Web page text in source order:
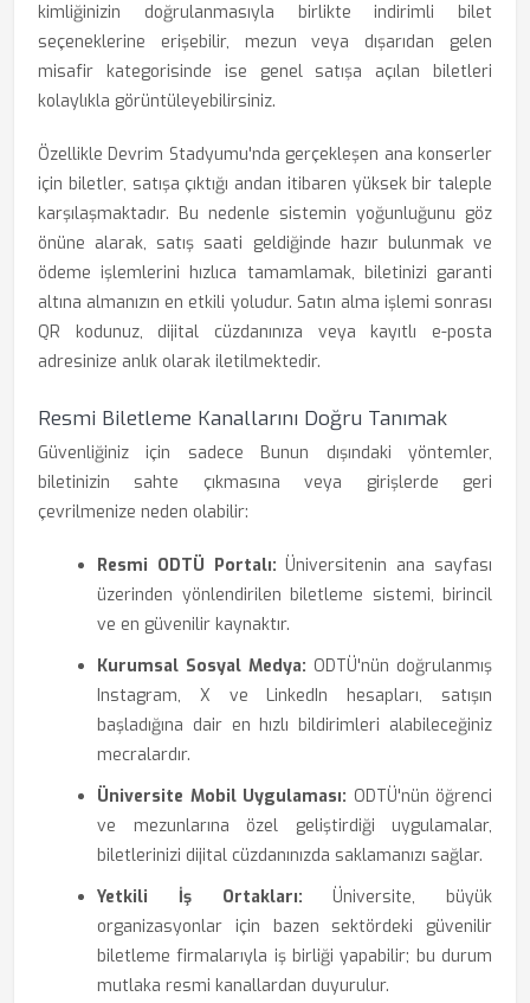
kimliğinizin doğrulanmasıyla birlikte indirimli bilet
seçeneklerine erişebilir, mezun veya dışarıdan gelen
misafir kategorisinde ise genel satışa açılan biletleri
kolaylıkla görüntüleyebilirsiniz.
Özellikle Devrim Stadyumu'nda gerçekleşen ana konserler
için biletler, satışa çıktığı andan itibaren yüksek bir taleple
karşılaşmaktadır. Bu nedenle sistemin yoğunluğunu göz
önüne alarak, satış saati geldiğinde hazır bulunmak ve
ödeme işlemlerini hızlıca tamamlamak, biletinizi garanti
altına almanızın en etkili yoludur. Satın alma işlemi sonrası
QR kodunuz, dijital cüzdanınıza veya kayıtlı e-posta
adresinize anlık olarak iletilmektedir.
Resmi Biletleme Kanallarını Doğru Tanımak
Güvenliğiniz için sadece Bunun dışındaki yöntemler,
biletinizin sahte çıkmasına veya girişlerde geri
çevrilmenize neden olabilir:
Resmi ODTÜ Portalı: Üniversitenin ana sayfası
üzerinden yönlendirilen biletleme sistemi, birincil
ve en güvenilir kaynaktır.
Kurumsal Sosyal Medya: ODTÜ'nün doğrulanmış
Instagram, X ve LinkedIn hesapları, satışın
başladığına dair en hızlı bildirimleri alabileceğiniz
mecralardır.
Üniversite Mobil Uygulaması: ODTÜ'nün öğrenci
ve mezunlarına özel geliştirdiği uygulamalar,
biletlerinizi dijital cüzdanınızda saklamanızı sağlar.
Yetkili İş Ortakları: Üniversite, büyük
organizasyonlar için bazen sektördeki güvenilir
biletleme firmalarıyla iş birliği yapabilir; bu durum
mutlaka resmi kanallardan duyurulur.